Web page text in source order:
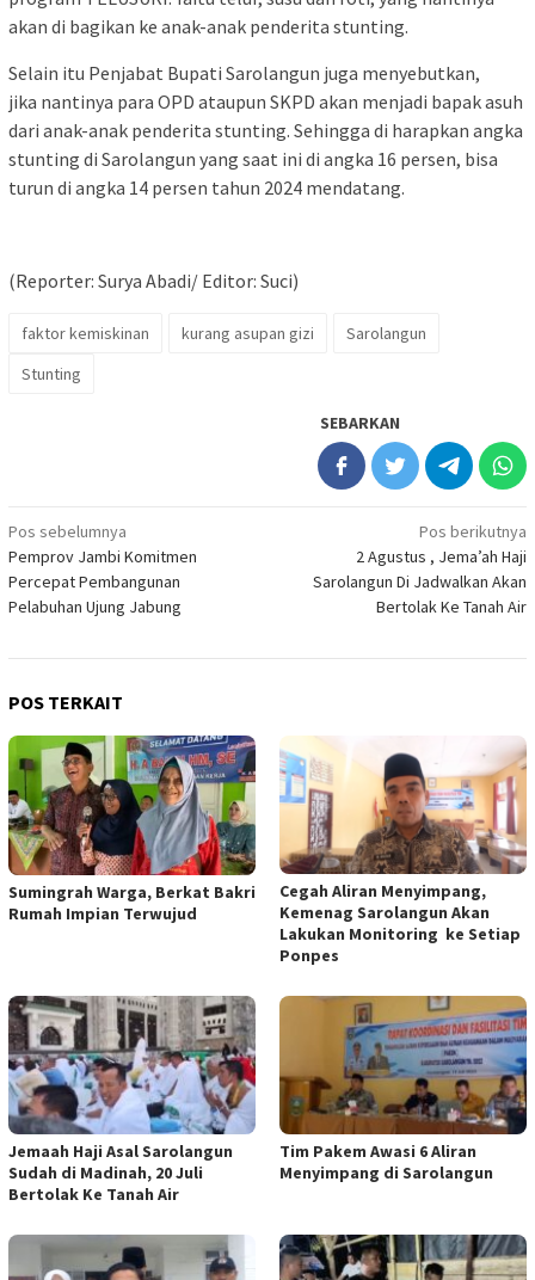
akan di bagikan ke anak-anak penderita stunting.
Selain itu Penjabat Bupati Sarolangun juga menyebutkan,
jika nantinya para OPD ataupun SKPD akan menjadi bapak asuh
dari anak-anak penderita stunting. Sehingga di harapkan angka
stunting di Sarolangun yang saat ini di angka 16 persen, bisa
turun di angka 14 persen tahun 2024 mendatang.
(Reporter: Surya Abadi/ Editor: Suci)
faktor kemiskinan kurang asupan gizi
Sarolangun
Stunting
SEBARKAN
Navigasi
pos
Pos sebelumnya
Pemprov Jambi Komitmen
Percepat Pembangunan
Pelabuhan Ujung Jabung
Pos berikutnya
2 Agustus , Jema’ah Haji
Sarolangun Di Jadwalkan Akan
Bertolak Ke Tanah Air
POS TERKAIT
Sumingrah Warga, Berkat Bakri
Rumah Impian Terwujud
Cegah Aliran Menyimpang,
Kemenag Sarolangun Akan
Lakukan Monitoring ke Setiap
Ponpes
Jemaah Haji Asal Sarolangun
Sudah di Madinah, 20 Juli
Bertolak Ke Tanah Air
Tim Pakem Awasi 6 Aliran
Menyimpang di Sarolangun